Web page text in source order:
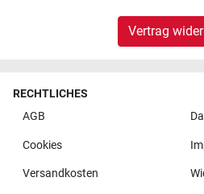
Vertrag
RECHTLICHES
AGB
Cookies
Versandkosten